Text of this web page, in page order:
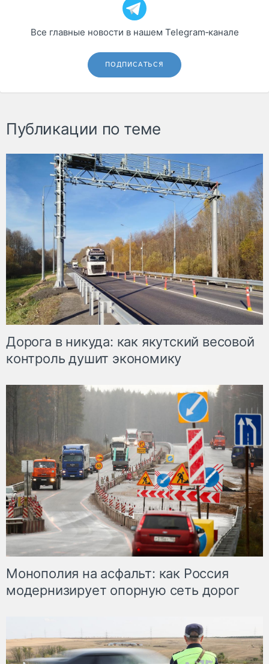
Все главные новости в нашем Telegram‑канале
ПОДПИСАТЬСЯ
Публикации по теме
Дорога в никуда: как якутский весовой
контроль душит экономику
Монополия на асфальт: как Россия
модернизирует опорную сеть дорог